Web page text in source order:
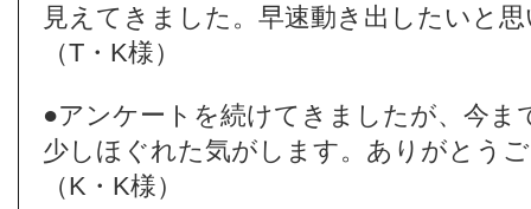
見えてきました。早速動き出したいと
（T・K様）
●アンケートを続けてきましたが、今ま
少しほぐれた気がします。ありがとう
（K・K様）